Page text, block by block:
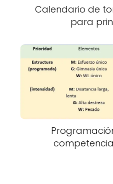
Calendario de
para